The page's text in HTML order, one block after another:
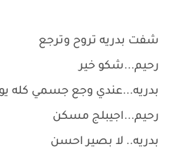
شفت بدريه تروح وترجع
رحيم...شكو خير
بدريه...عندي وجع جسمي كله
رحيم...اجيبلج مسكن
بدريه.. لا بصير احسن